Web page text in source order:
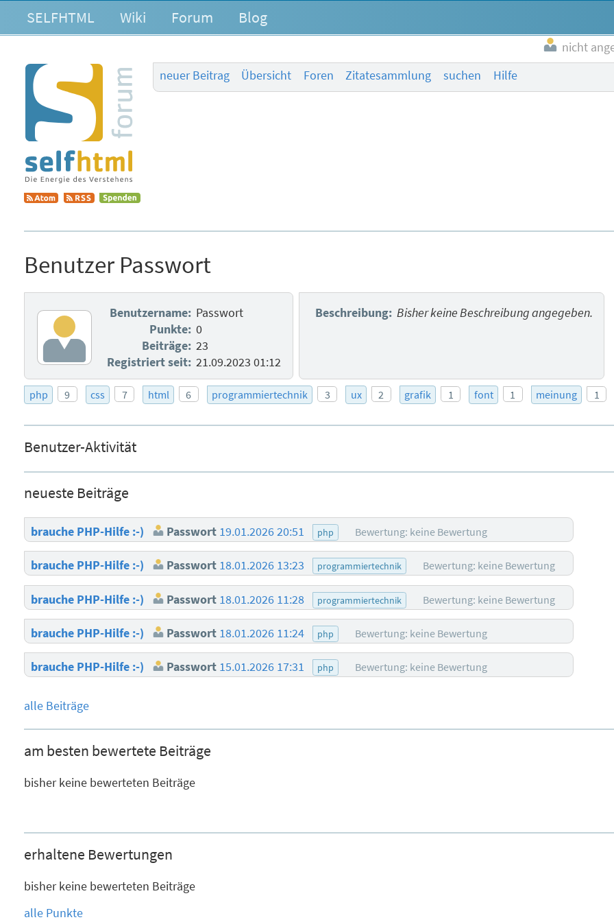
SELFHTML Wiki Forum Blog
nicht
neuer Beitrag
Übersicht Foren Zitatesammlung suchen Hilfe
Benutzer Passwort
Benutzername: Passwort
Punkte: 0
Beiträge: 23
Registriert seit: 21.09.2023 01:12
Beschreibung: Bisher keine Beschreibung angegeben.
php 9 css 7 html 6 programmiertechnik 3 ux 2 grafik 1 font 1 meinung 1
Benutzer-Aktivität
neueste Beiträge
brauche PHP-Hilfe :-) Passwort 19.01.2026 20:51 php Bewertung: keine Bewertung
brauche PHP-Hilfe :-) Passwort 18.01.2026 13:23 programmiertechnik Bewertung: keine Bewertung
brauche PHP-Hilfe :-) Passwort 18.01.2026 11:28 programmiertechnik Bewertung: keine Bewertung
brauche PHP-Hilfe :-) Passwort 18.01.2026 11:24 php Bewertung: keine Bewertung
brauche PHP-Hilfe :-) Passwort 15.01.2026 17:31 php Bewertung: keine Bewertung
alle Beiträge
am besten bewertete Beiträge
bisher keine bewerteten Beiträge
erhaltene Bewertungen
bisher keine bewerteten Beiträge
alle Punkte